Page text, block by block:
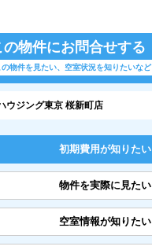
の物件にお問合せする
の物件を見たい、空室状況を知りたいなど
ウジング東京 桜新町店
初期費用が知りたい
物件を実際に見たい
空室情報が知りたい